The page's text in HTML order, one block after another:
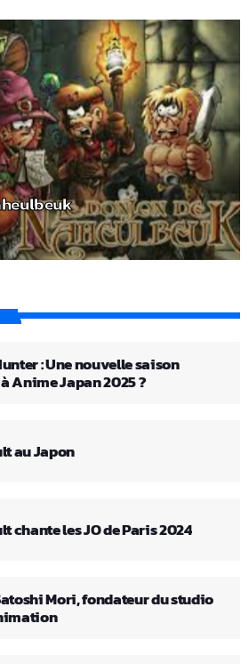
: Une nouvelle saison
Anime Japan 2025 ?
au Japon
chante les JO de Paris 2024
Mori, fondateur du studio